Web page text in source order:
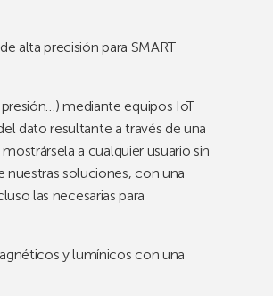
alta precisión para SMART
mediante equipos IoT
dato resultante a través de una
a cualquier usuario sin
soluciones, con una
las necesarias para
y lumínicos con una